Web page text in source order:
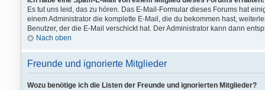
Es tut uns leid, das zu hören. Das E-Mail-Formular dieses Forums hat
einem Administrator die komplette E-Mail, die du bekommen hast,
Benutzer, der die E-Mail verschickt hat. Der Administrator kann dann
Nach oben
Freunde und ignorierte Mitglieder
Wozu benötige ich die Listen der Freunde und ignorierten Mitglieder?